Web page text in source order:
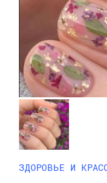
ЗДОРОВЬЕ И